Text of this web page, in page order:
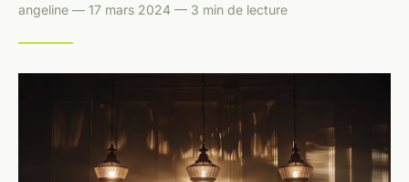
angeline — 17 mars 2024 — 3 min de lecture